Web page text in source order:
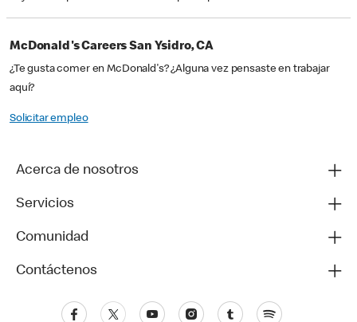
McDonald's Careers San Ysidro, CA
¿Te gusta comer en McDonald's? ¿Alguna vez pensaste en trabajar
aquí?
Solicitar empleo
Acerca de nosotros
Servicios
Comunidad
Contáctenos